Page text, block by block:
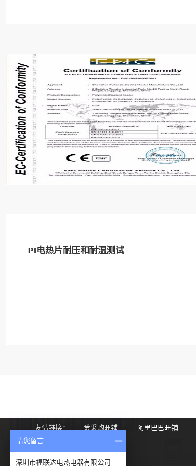
PI电热片耐压和耐温测试
友情链接： 爱采购旺铺 阿里巴巴旺铺
请您留言
深圳市福联达电热电器有限公司